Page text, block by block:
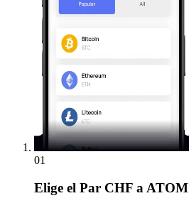
01
Elige el Par CHF a ATOM